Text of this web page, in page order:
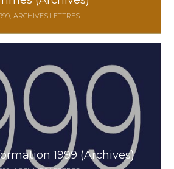
ARCHIVES LETTRES
1999 (Archives)